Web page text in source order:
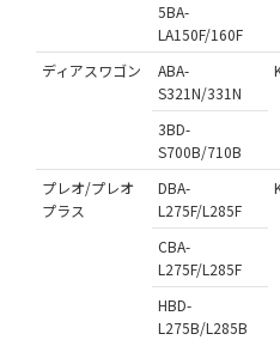
5BA-
LA150F/160F
ディアスワゴン
ABA-
S321N/331N
3BD-
S700B/710B
プレオ/プレオ
プラス
DBA-
L275F/L285F
CBA-
L275F/L285F
HBD-
L275B/L285B